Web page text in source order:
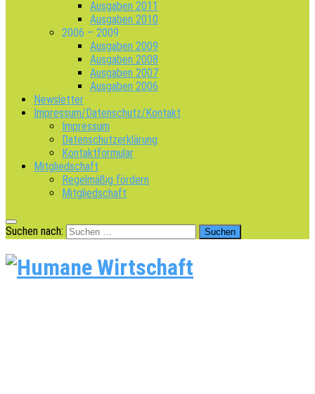
Ausgaben 2011
Ausgaben 2010
2006 – 2009
Ausgaben 2009
Ausgaben 2008
Ausgaben 2007
Ausgaben 2006
Newsletter
Impressum/Datenschutz/Kontakt
Impressum
Datenschutzerklärung
Kontaktformular
Mitgliedschaft
Regelmäßig fördern
Mitgliedschaft
Suchen nach: